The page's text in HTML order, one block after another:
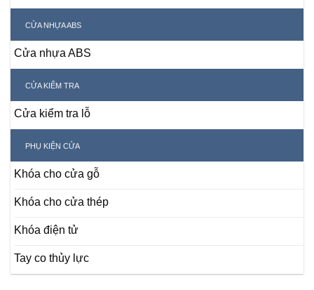
CỬA NHỰA ABS
Cửa nhựa ABS
CỬA KIỂM TRA
Cửa kiểm tra lỗ
PHỤ KIỆN CỬA
Khóa cho cửa gỗ
Khóa cho cửa thép
Khóa điện tử
Tay co thủy lực